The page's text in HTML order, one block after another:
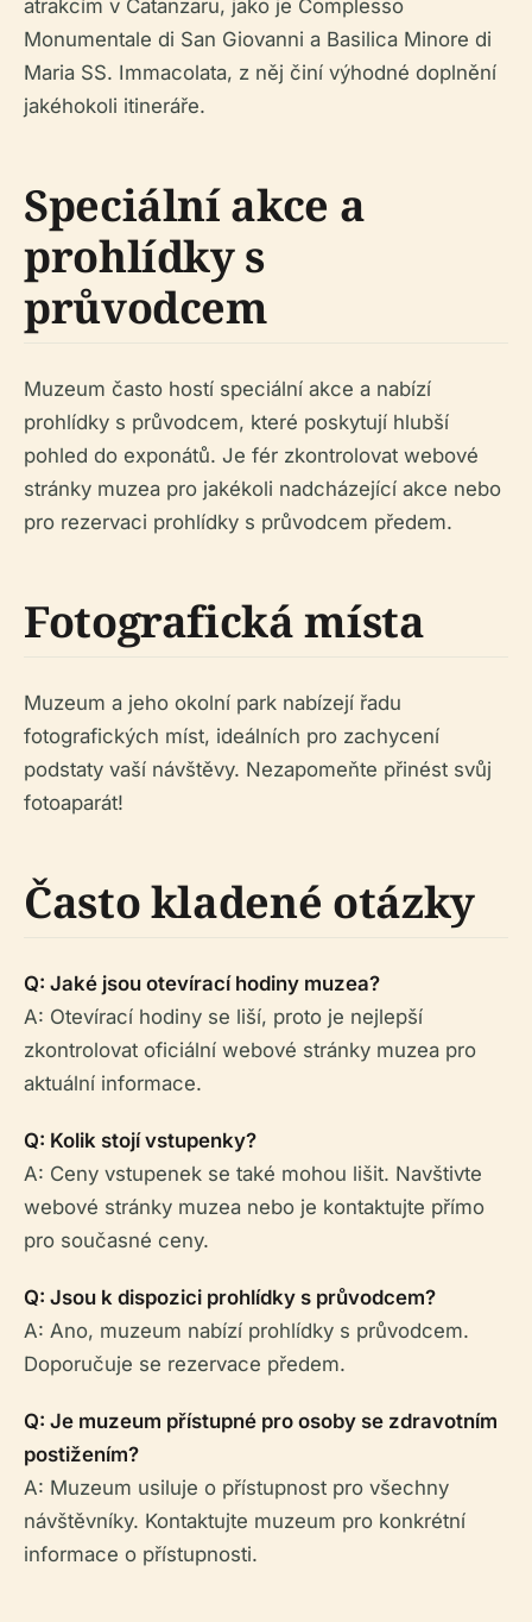
atrakcím v Catanzaru, jako je Complesso
Monumentale di San Giovanni a Basilica Minore di
Maria SS. Immacolata, z něj činí výhodné doplnění
jakéhokoli itineráře.
Speciální akce a
prohlídky s
průvodcem
Muzeum často hostí speciální akce a nabízí
prohlídky s průvodcem, které poskytují hlubší
pohled do exponátů. Je fér zkontrolovat webové
stránky muzea pro jakékoli nadcházející akce nebo
pro rezervaci prohlídky s průvodcem předem.
Fotografická místa
Muzeum a jeho okolní park nabízejí řadu
fotografických míst, ideálních pro zachycení
podstaty vaší návštěvy. Nezapomeňte přinést svůj
fotoaparát!
Často kladené otázky
Q: Jaké jsou otevírací hodiny muzea?
A: Otevírací hodiny se liší, proto je nejlepší
zkontrolovat oficiální webové stránky muzea pro
aktuální informace.
Q: Kolik stojí vstupenky?
A: Ceny vstupenek se také mohou lišit. Navštivte
webové stránky muzea nebo je kontaktujte přímo
pro současné ceny.
Q: Jsou k dispozici prohlídky s průvodcem?
A: Ano, muzeum nabízí prohlídky s průvodcem.
Doporučuje se rezervace předem.
Q: Je muzeum přístupné pro osoby se zdravotním
postižením?
A: Muzeum usiluje o přístupnost pro všechny
návštěvníky. Kontaktujte muzeum pro konkrétní
informace o přístupnosti.